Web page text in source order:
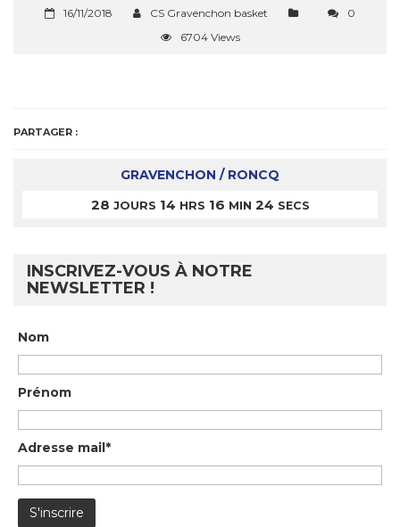
16/11/2018 CS Gravenchon basket
0
6704 Views
PARTAGER :
GRAVENCHON / RONCQ
28 JOURS 14 HRS 16 MIN 24 SECS
INSCRIVEZ-VOUS À NOTRE
NEWSLETTER !
Nom
Prénom
Adresse mail*